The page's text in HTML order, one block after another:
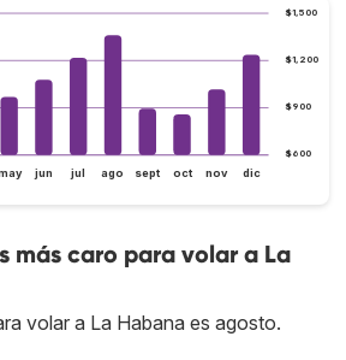
$600
$900
$1,200
$1,500
jun jul ago sept oct nov dic
más caro para volar a La
volar a La Habana es agosto.